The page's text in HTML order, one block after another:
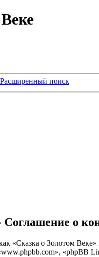
Расширенный поиск
Соглашение о
«Сказка о Золотом
«phpBB